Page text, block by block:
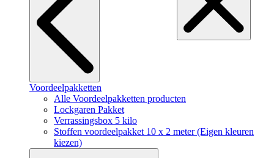
Voordeelpakketten
Alle Voordeelpakketten producten
Lockgaren Pakket
Verrassingsbox 5 kilo
Stoffen voordeelpakket 10 x 2 meter (Eigen kleuren
kiezen)